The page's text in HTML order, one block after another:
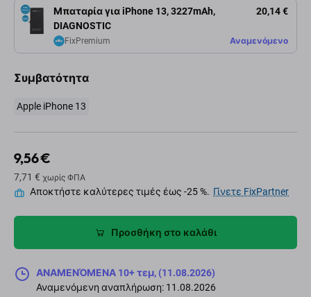
Μπαταρία για iPhone 13, 3227mAh,
DIAGNOSTIC
20,14 €
FixPremium Αναμενόμενο
Συμβατότητα
Apple iPhone 13
9,56 €
7,71 € χωρίς ΦΠΑ
Αποκτήστε καλύτερες τιμές έως -25 %. Γίνετε FixPartner
Προσθήκη στο καλάθι
ΑΝΑΜΕΝΌΜΕΝΑ 10+ τεμ, (11.08.2026)
Αναμενόμενη αναπλήρωση: 11.08.2026